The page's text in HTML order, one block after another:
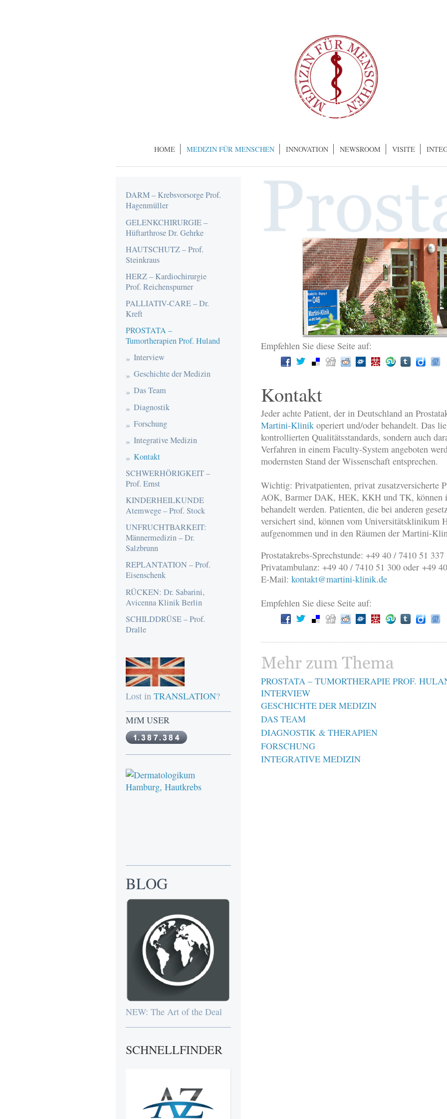
HOME MEDIZIN FÜR MENSCHEN INNOVATION NEWSROOM VISITE
Empfehlen Sie diese Seite auf:
Kontakt
Jeder achte Patient, der in Deutschland an
Martini-Klinikoperiert und/oder behandelt. Das
kontrollierten Qualitätsstandards, sondern auch
Verfahren in einem Faculty-System angeboten
modernsten Stand der Wissenschaft entsprechen.
Wichtig: Privatpatienten, privat zusatzversicherte
AOK, Barmer DAK, HEK, KKH und TK,
behandelt werden. Patienten, die bei anderen
versichert sind, können vom Universitätsklinikum
aufgenommen und in den Räumen der Martini-
Prostatakrebs-Sprechstunde: +49 40 / 7410 51 337
Privatambulanz: +49 40 / 7410 51 300 oder +49
E-Mail: kontakt@martini-klinik.de
Empfehlen Sie diese Seite auf:
PROSTATA – TUMORTHERAPIE PROF.
INTERVIEW
GESCHICHTE DER MEDIZIN
DAS TEAM
DIAGNOSTIK& THERAPIEN
FORSCHUNG
INTEGRATIVE MEDIZIN
DARM – Krebsvorsorge Prof.
Hagenmüller
GELENKCHIRURGIE –
Hüftarthrose Dr. Gehrke
HAUTSCHUTZ – Prof.
Steinkraus
HERZ – Kardiochirurgie
Prof. Reichenspurner
PALLIATIV-CARE – Dr.
Kreft
PROSTATA –
Tumortherapien Prof. Huland
Interview
Geschichte der Medizin
Das Team
Diagnostik
Forschung
Integrative Medizin
Kontakt
SCHWERHÖRIGKEIT –
Prof. Ernst
KINDERHEILKUNDE
Atemwege – Prof. Stock
UNFRUCHTBARKEIT:
Männermedizin – Dr.
Salzbrunn
REPLANTATION – Prof.
Eisenschenk
RÜCKEN: Dr. Sabarini,
Avicenna Klinik Berlin
SCHILDDRÜSE – Prof.
Dralle
Lost in TRANSLATION?
MfM USER
BLOG
NEW: The Art of the Deal
SCHNELLFINDER